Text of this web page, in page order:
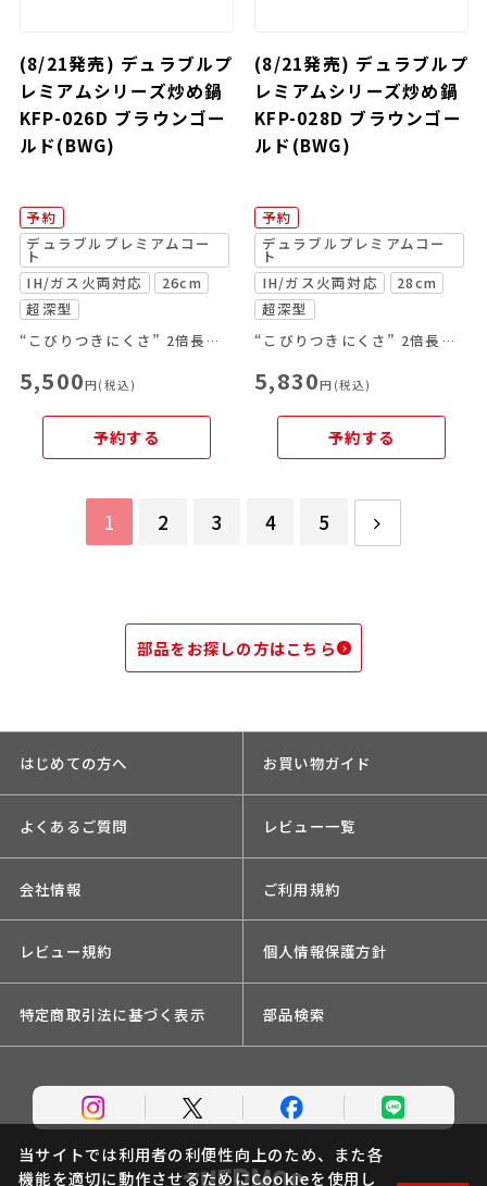
(8/21発売) デュラブルプ
レミアムシリーズ炒め鍋
KFP-026D ブラウンゴー
ルド(BWG)
予約
デュラブルプレミアムコー
ト
IH/ガス火両対応
26cm
超深型
“こびりつきにくさ” 2倍長持ちのデュラブルプレミアムコート採用の炒め鍋
5,500円(税込)
予約する
(8/21発売) デュラブルプ
レミアムシリーズ炒め鍋
KFP-028D ブラウンゴー
ルド(BWG)
予約
デュラブルプレミアムコー
ト
IH/ガス火両対応
28cm
超深型
“こびりつきにくさ” 2倍長持ちのデュラブルプレミアムコート採用の炒め鍋
5,830円(税込)
予約する
1 2 3 4 5
部品をお探しの方はこちら
はじめての方へ お買い物ガイド
よくあるご質問 レビュー一覧
会社情報 ご利用規約
レビュー規約 個人情報保護方針
特定商取引法に基づく表示 部品検索
当サイトでは利用者の利便性向上のため、また各
機能を適切に動作させるためにCookieを使用し